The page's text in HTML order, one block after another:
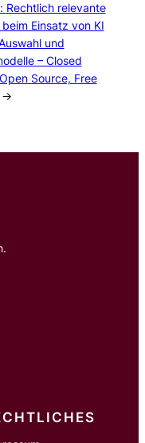
Rechtlich relevante
Einsatz von KI
und
– Closed
Source, Free
→